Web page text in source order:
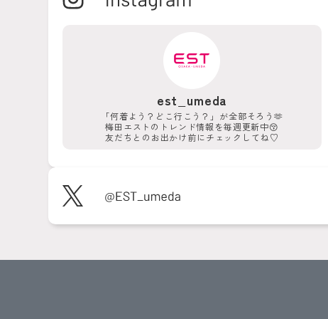
est_umeda
「何着よう？どこ行こう？」が全部そろう🫶
梅田エストのトレンド情報を毎週更新中😚
友だちとのお出かけ前にチェックしてね♡